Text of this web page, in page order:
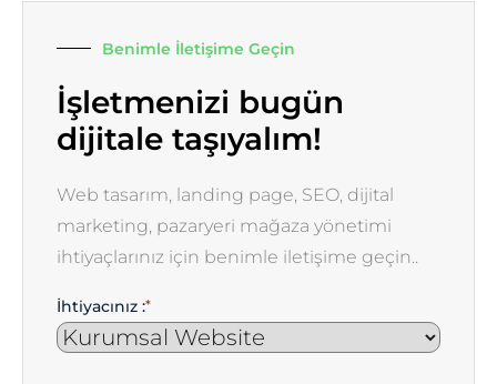
Benimle İletişime Geçin
İşletmenizi bugün
dijitale taşıyalım!
Web tasarım, landing page, SEO, dijital
marketing, pazaryeri mağaza yönetimi
ihtiyaçlarınız için benimle iletişime geçin..
İhtiyacınız :*